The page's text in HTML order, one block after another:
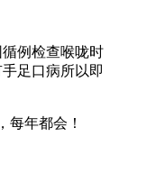
例检查喉咙时
足口病所以即
每年都会！